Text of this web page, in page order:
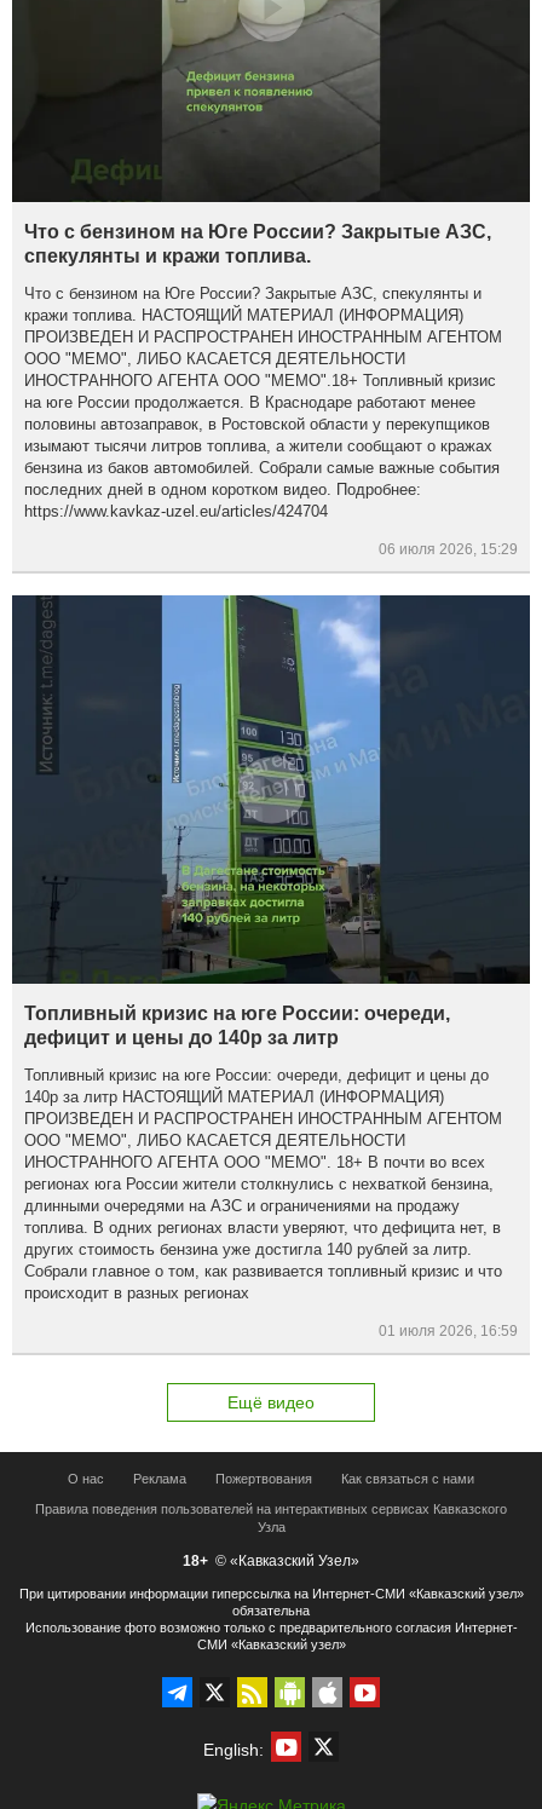
Что с бензином на Юге России? Закрытые АЗС,
спекулянты и кражи топлива.
Что с бензином на Юге России? Закрытые АЗС, спекулянты и
кражи топлива. НАСТОЯЩИЙ МАТЕРИАЛ (ИНФОРМАЦИЯ)
ПРОИЗВЕДЕН И РАСПРОСТРАНЕН ИНОСТРАННЫМ АГЕНТОМ
ООО "МЕМО", ЛИБО КАСАЕТСЯ ДЕЯТЕЛЬНОСТИ
ИНОСТРАННОГО АГЕНТА ООО "МЕМО".18+ Топливный кризис
на юге России продолжается. В Краснодаре работают менее
половины автозаправок, в Ростовской области у перекупщиков
изымают тысячи литров топлива, а жители сообщают о кражах
бензина из баков автомобилей. Собрали самые важные события
последних дней в одном коротком видео. Подробнее:
https://www.kavkaz-uzel.eu/articles/424704
06 июля 2026, 15:29
Топливный кризис на юге России: очереди,
дефицит и цены до 140р за литр
Топливный кризис на юге России: очереди, дефицит и цены до
140р за литр НАСТОЯЩИЙ МАТЕРИАЛ (ИНФОРМАЦИЯ)
ПРОИЗВЕДЕН И РАСПРОСТРАНЕН ИНОСТРАННЫМ АГЕНТОМ
ООО "МЕМО", ЛИБО КАСАЕТСЯ ДЕЯТЕЛЬНОСТИ
ИНОСТРАННОГО АГЕНТА ООО "МЕМО". 18+ В почти во всех
регионах юга России жители столкнулись с нехваткой бензина,
длинными очередями на АЗС и ограничениями на продажу
топлива. В одних регионах власти уверяют, что дефицита нет, в
других стоимость бензина уже достигла 140 рублей за литр.
Собрали главное о том, как развивается топливный кризис и что
происходит в разных регионах
01 июля 2026, 16:59
Ещё видео
О нас Реклама Пожертвования Как связаться с нами
Правила поведения пользователей на интерактивных сервисах Кавказского
Узла
18+ © «Кавказский Узел»
При цитировании информации гиперссылка на Интернет-СМИ «Кавказский узел»
обязательна
Использование фото возможно только с предварительного согласия Интернет-
СМИ «Кавказский узел»
English: